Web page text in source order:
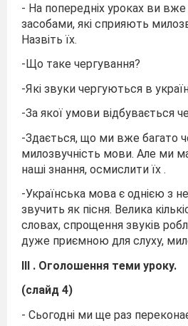
- На попередніх уроках ви вже
засобами, які сприяють
Назвіть їх.
-Що таке чергування?
-Які звуки чергуються в
-За якої умови відбувається
-Здається, що ми вже багато
милозвучність мови. Але ми
наші знання, осмислити їх .
-Українська мова є однією з
звучить як пісня. Велика
словах, спрощення звуків
дуже приємною для слуху,
ІІІ . Оголошення теми уроку.
(слайд 4)
- Сьогодні ми ще раз